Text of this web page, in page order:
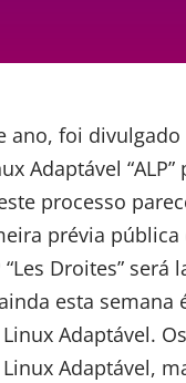
foi divulgado
Adaptável “ALP”
processo
prévia pública
“Les Droites”
esta
Adaptável.
Adaptável,